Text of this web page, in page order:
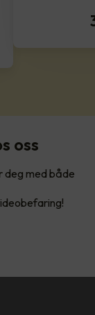
oss
med både